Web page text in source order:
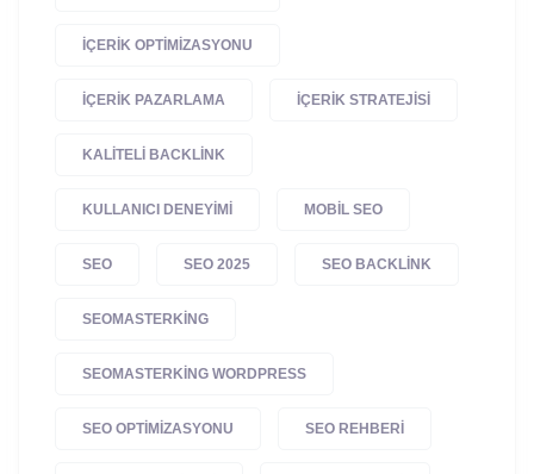
IÇERIK OPTIMIZASYONU
IÇERIK PAZARLAMA IÇERIK STRATEJISI
KALITELI BACKLINK
KULLANICI DENEYIMI MOBIL SEO
SEO SEO 2025 SEO BACKLINK
SEOMASTERKING
SEOMASTERKING WORDPRESS
SEO OPTIMIZASYONU SEO REHBERI